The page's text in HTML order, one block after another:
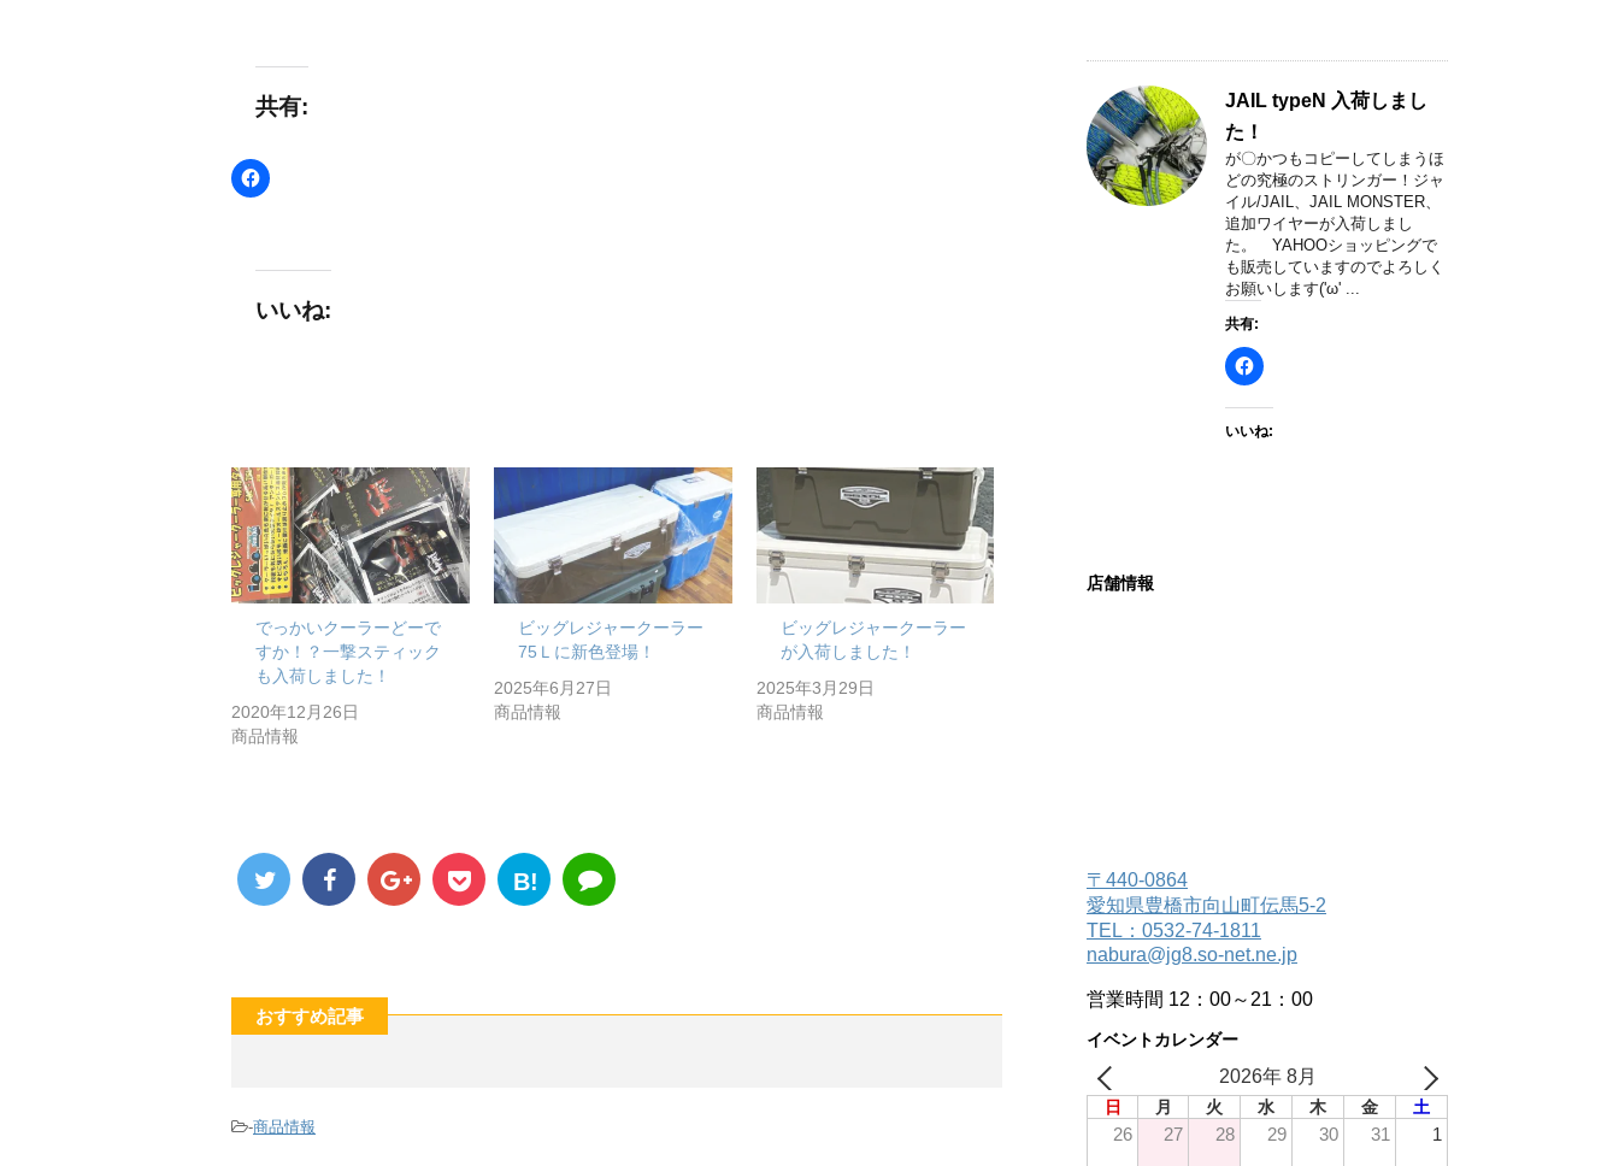
共有:
いいね:
でっかいクーラーどーで
すか！？一撃スティック
も入荷しました！
2020年12月26日
商品情報
ビッグレジャークーラー
75Ｌに新色登場！
2025年6月27日
商品情報
ビッグレジャークーラー
が入荷しました！
2025年3月29日
商品情報
B!
おすすめ記事
-商品情報
JAIL typeN 入荷しまし
た！
が〇かつもコピーしてしまうほ
どの究極のストリンガー！ジャ
イル/JAIL、JAIL MONSTER、
追加ワイヤーが入荷しまし
た。 YAHOOショッピングで
も販売していますのでよろしく
お願いします('ω' ...
共有:
いいね:
店舗情報
〒440-0864
愛知県豊橋市向山町伝馬5-2
TEL：0532-74-1811
nabura@jg8.so-net.ne.jp
営業時間 12：00～21：00
イベントカレンダー
2026年 8月
日 月 火 水 木 金 土
26 27 28 29 30 31 1